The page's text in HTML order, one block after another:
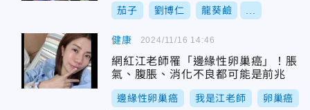
茄子 劉博仁 龍葵鹼
健康
網紅江老師罹「邊緣性卵巢癌」！脹
氣、腹脹、消化不良都可能是前兆
邊緣性卵巢癌 我是江老師 卵巢癌
2024/11/16 14:46